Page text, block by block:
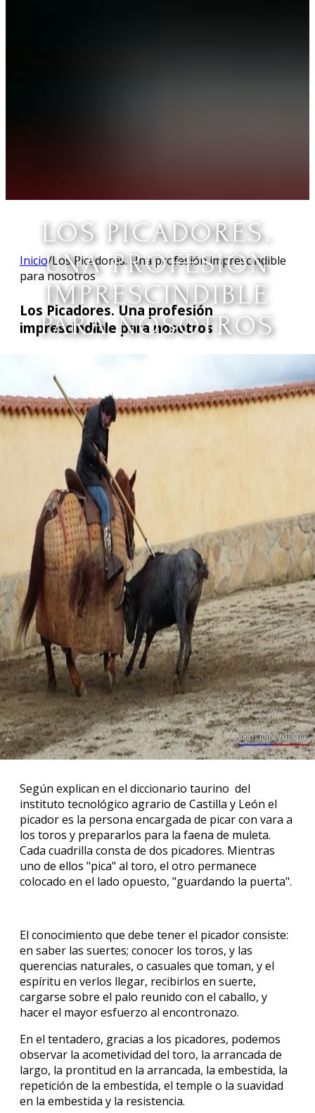
LOS PICADORES.
UNA PROFESIÓN
IMPRESCINDIBLE
PARA NOSOTROS
Inicio/Los Picadores. Una profesión imprescindible
para nosotros
Los Picadores. Una profesión
imprescindible para nosotros
Según explican en el diccionario taurino del
instituto tecnológico agrario de Castilla y León el
picador es la persona encargada de picar con vara a
los toros y prepararlos para la faena de muleta.
Cada cuadrilla consta de dos picadores. Mientras
uno de ellos "pica" al toro, el otro permanece
colocado en el lado opuesto, "guardando la puerta".
El conocimiento que debe tener el picador consiste:
en saber las suertes; conocer los toros, y las
querencias naturales, o casuales que toman, y el
espíritu en verlos llegar, recibirlos en suerte,
cargarse sobre el palo reunido con el caballo, y
hacer el mayor esfuerzo al encontronazo.
En el tentadero, gracias a los picadores, podemos
observar la acometividad del toro, la arrancada de
largo, la prontitud en la arrancada, la embestida, la
repetición de la embestida, el temple o la suavidad
en la embestida y la resistencia.